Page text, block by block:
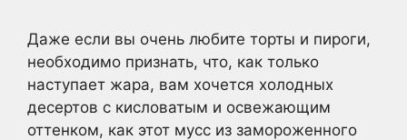
Даже если вы очень любите торты и пироги,
необходимо признать, что, как только
наступает жара, вам хочется холодных
десертов с кисловатым и освежающим
оттенком, как этот мусс из замороженного